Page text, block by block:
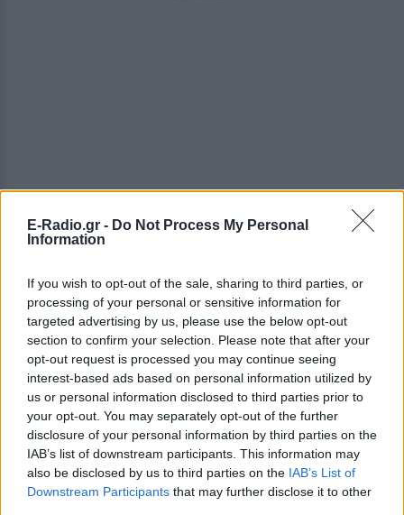
E-Radio.gr - Do Not Process My Personal
Information
If you wish to opt-out of the sale, sharing to third parties, or
processing of your personal or sensitive information for
targeted advertising by us, please use the below opt-out
section to confirm your selection. Please note that after your
opt-out request is processed you may continue seeing
interest-based ads based on personal information utilized by
us or personal information disclosed to third parties prior to
your opt-out. You may separately opt-out of the further
disclosure of your personal information by third parties on the
IAB’s list of downstream participants. This information may
also be disclosed by us to third parties on the IAB’s List of
Downstream Participants that may further disclose it to other
ΔΕΙΤΕ ΕΠΙΣΗΣ
ΣΤΗΝ ΙΔΙΑ ΚΑΤΗΓΟΡΙΑ